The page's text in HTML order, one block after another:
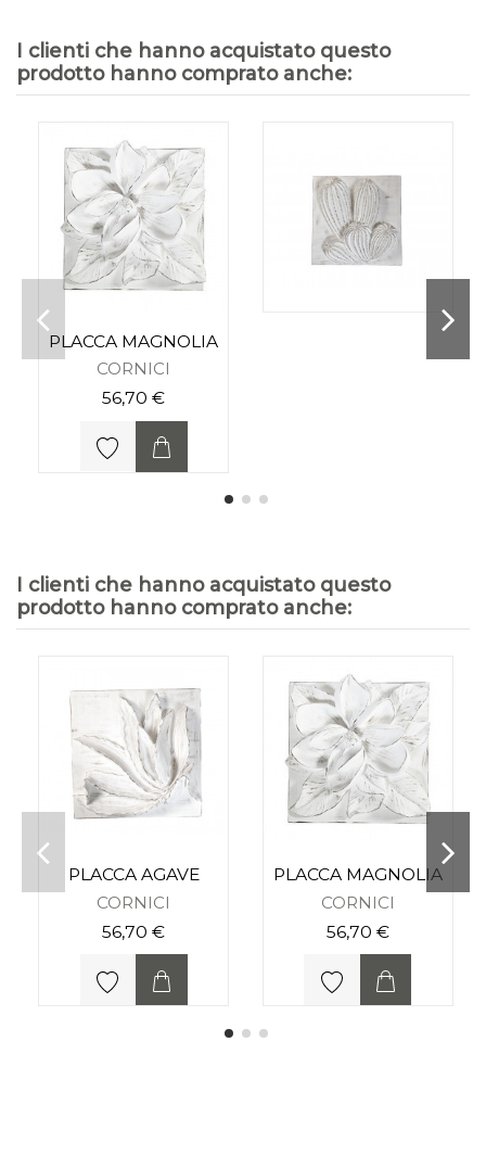
I clienti che hanno acquistato questo
prodotto hanno comprato anche:
PLACCA MAGNOLIA
CORNICI
56,70 €
I clienti che hanno acquistato questo
prodotto hanno comprato anche:
PLACCA AGAVE
CORNICI
56,70 €
PLACCA MAGNOLIA
CORNICI
56,70 €